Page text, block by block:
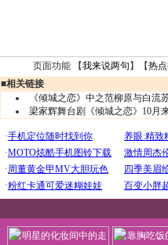
页面功能 【我来说两句 】【热
■相关链接
《倾城之恋》中之范柳原与白流
梁家辉舞台剧《倾城之恋》10月